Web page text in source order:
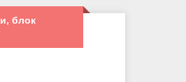
блок